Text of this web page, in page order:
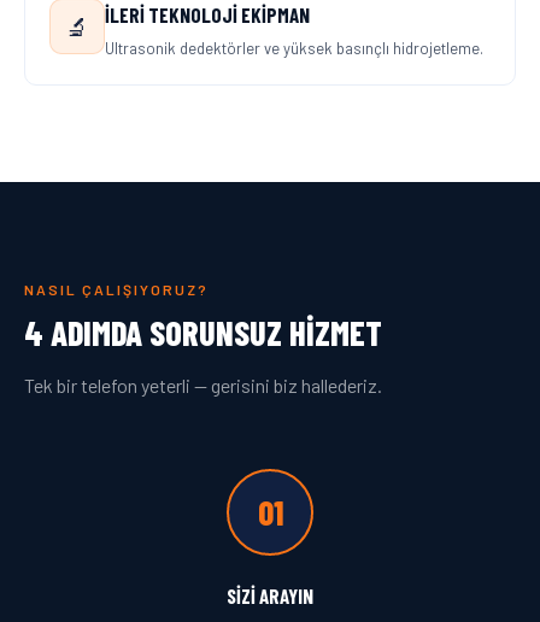
🔬 İLERI TEKNOLOJI EKIPMAN
Ultrasonik dedektörler ve yüksek basınçlı hidrojetleme.
NASIL ÇALIŞIYORUZ?
4 ADIMDA SORUNSUZ HIZMET
Tek bir telefon yeterli — gerisini biz hallederiz.
01
SIZI ARAYIN